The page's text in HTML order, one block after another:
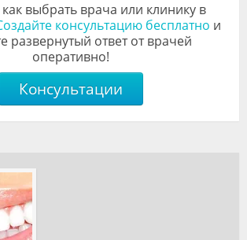
выбрать врача или клинику в
консультацию бесплатно и
развернутый ответ от врачей
оперативно!
Консультации